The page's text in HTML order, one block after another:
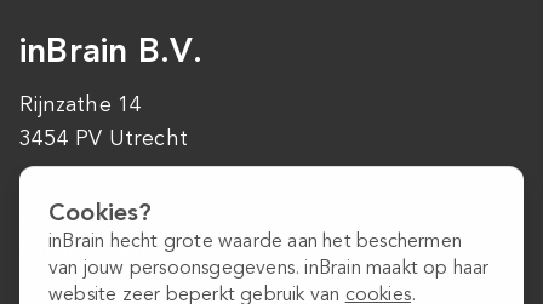
inBrain B.V.
Rijnzathe 14
3454 PV Utrecht
+31 (0)30 223 1640
info@inbrain.nl
Cookies?
inBrain hecht grote waarde aan het beschermen
van jouw persoonsgegevens. inBrain maakt op haar
website zeer beperkt gebruik van cookies.